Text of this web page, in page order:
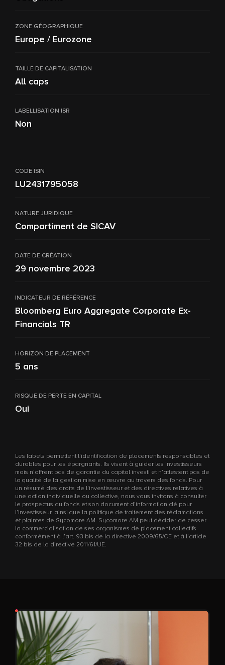
ZONE GÉOGRAPHIQUE
Europe / Eurozone
TAILLE DE CAPITALISATION
All caps
LABELLISATION ISR
Non
CODE ISIN
LU2431795058
NATURE JURIDIQUE
Compartiment de SICAV
DATE DE CRÉATION
29 novembre 2023
INDICATEUR DE RÉFÉRENCE
Bloomberg Euro Aggregate Corporate Ex-
Financials TR
HORIZON DE PLACEMENT
5 ans
RISQUE DE PERTE EN CAPITAL
Oui
Les labels permettent l’identification de placements responsables et
durables pour les épargnants. Ils visent à guider les investisseurs
mais n’offrent pas de garantie du capital investi et n’attestent pas de
la qualité de la gestion mise en œuvre au travers des fonds. Pour
un résumé des droits de l’investisseur et des directives relatives à
une action individuelle ou collective, nous vous invitons à consulter
le prospectus du fonds et son document d’information clé pour
l’investisseur, ainsi que la politique de traitement des réclamations
et plaintes de Sycomore AM. Sycomore AM peut décider de cesser
la commercialisation de ses organismes de placement collectifs
conformément à l’art. 93 bis de la directive 2009/65/CE et à l’article
32 bis de la directive 2011/61/UE.